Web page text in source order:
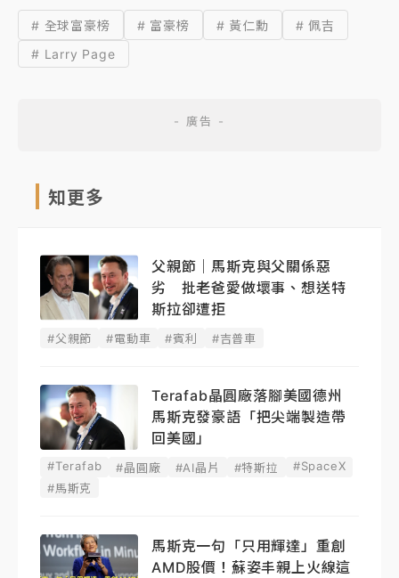
# 全球富豪榜 # 富豪榜 # 黃仁勳
# 佩吉
# Larry Page
知更多
父親節｜馬斯克與父關係惡
劣 批老爸愛做壞事、想送特
斯拉卻遭拒
#父親節 #電動車 #賓利 #吉普車
Terafab晶圓廠落腳美國德州
馬斯克發豪語「把尖端製造帶
回美國」
#Terafab #晶圓廠 #AI晶片 #特斯拉
#SpaceX
#馬斯克
馬斯克一句「只用輝達」重創
AMD股價！蘇姿丰親上火線這